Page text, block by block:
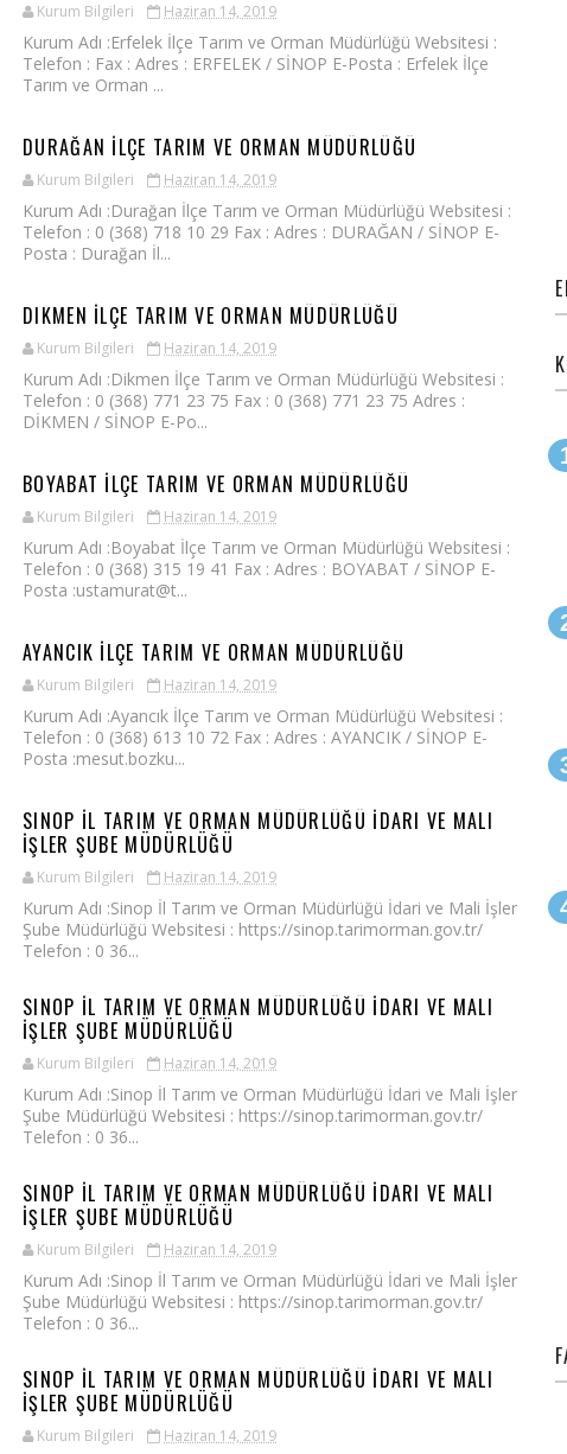
Kurum Bilgileri Haziran 14, 2019
Kurum Adı :Erfelek İlçe Tarım ve Orman Müdürlüğü Websitesi :
Telefon : Fax : Adres : ERFELEK / SİNOP E-Posta : Erfelek İlçe
Tarım ve Orman ...
DURAĞAN İLÇE TARIM VE ORMAN MÜDÜRLÜĞÜ
Kurum Bilgileri Haziran 14, 2019
Kurum Adı :Durağan İlçe Tarım ve Orman Müdürlüğü Websitesi :
Telefon : 0 (368) 718 10 29 Fax : Adres : DURAĞAN / SİNOP E-
Posta : Durağan İl...
DIKMEN İLÇE TARIM VE ORMAN MÜDÜRLÜĞÜ
Kurum Bilgileri Haziran 14, 2019
Kurum Adı :Dikmen İlçe Tarım ve Orman Müdürlüğü Websitesi :
Telefon : 0 (368) 771 23 75 Fax : 0 (368) 771 23 75 Adres :
DİKMEN / SİNOP E-Po...
BOYABAT İLÇE TARIM VE ORMAN MÜDÜRLÜĞÜ
Kurum Bilgileri Haziran 14, 2019
Kurum Adı :Boyabat İlçe Tarım ve Orman Müdürlüğü Websitesi :
Telefon : 0 (368) 315 19 41 Fax : Adres : BOYABAT / SİNOP E-
Posta :ustamurat@t...
AYANCIK İLÇE TARIM VE ORMAN MÜDÜRLÜĞÜ
Kurum Bilgileri Haziran 14, 2019
Kurum Adı :Ayancık İlçe Tarım ve Orman Müdürlüğü Websitesi :
Telefon : 0 (368) 613 10 72 Fax : Adres : AYANCIK / SİNOP E-
Posta :mesut.bozku...
SINOP İL TARIM VE ORMAN MÜDÜRLÜĞÜ İDARI VE MALI
İŞLER ŞUBE MÜDÜRLÜĞÜ
Kurum Bilgileri Haziran 14, 2019
Kurum Adı :Sinop İl Tarım ve Orman Müdürlüğü İdari ve Mali İşler
Şube Müdürlüğü Websitesi : https://sinop.tarimorman.gov.tr/
Telefon : 0 36...
SINOP İL TARIM VE ORMAN MÜDÜRLÜĞÜ İDARI VE MALI
İŞLER ŞUBE MÜDÜRLÜĞÜ
Kurum Bilgileri Haziran 14, 2019
Kurum Adı :Sinop İl Tarım ve Orman Müdürlüğü İdari ve Mali İşler
Şube Müdürlüğü Websitesi : https://sinop.tarimorman.gov.tr/
Telefon : 0 36...
SINOP İL TARIM VE ORMAN MÜDÜRLÜĞÜ İDARI VE MALI
İŞLER ŞUBE MÜDÜRLÜĞÜ
Kurum Bilgileri Haziran 14, 2019
Kurum Adı :Sinop İl Tarım ve Orman Müdürlüğü İdari ve Mali İşler
Şube Müdürlüğü Websitesi : https://sinop.tarimorman.gov.tr/
Telefon : 0 36...
SINOP İL TARIM VE ORMAN MÜDÜRLÜĞÜ İDARI VE MALI
İŞLER ŞUBE MÜDÜRLÜĞÜ
Kurum Bilgileri Haziran 14, 2019